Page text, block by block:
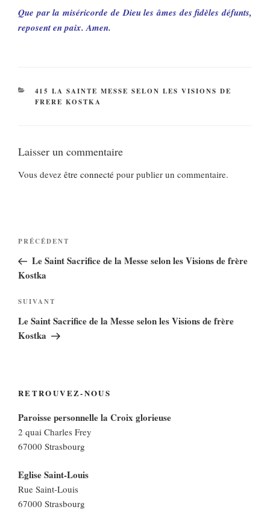
Que par la miséricorde de Dieu les âmes des fidèles défunts,
reposent en paix. Amen.
CATÉGORIES
415 LA SAINTE MESSE SELON LES VISIONS DE
FRERE KOSTKA
Laisser un commentaire
Vous devez être connecté pour publier un commentaire.
Navigation
l’article
Article
précédent
PRÉCÉDENT
Le Saint Sacrifice de la Messe selon les Visions de frère
Kostka
Article
suivant
SUIVANT
Le Saint Sacrifice de la Messe selon les Visions de frère
Kostka
RETROUVEZ-NOUS
Paroisse personnelle la Croix glorieuse
2 quai Charles Frey
67000 Strasbourg
Eglise Saint-Louis
Rue Saint-Louis
67000 Strasbourg